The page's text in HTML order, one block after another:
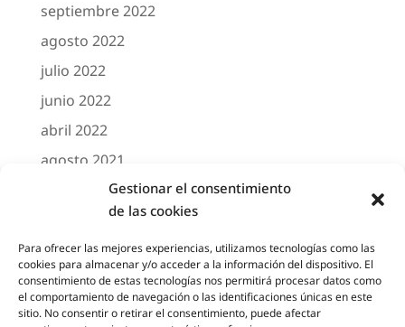
Gestionar el consentimiento
de las cookies
Para ofrecer las mejores experiencias, utilizamos tecnologías como las
cookies para almacenar y/o acceder a la información del dispositivo. El
consentimiento de estas tecnologías nos permitirá procesar datos como
el comportamiento de navegación o las identificaciones únicas en este
sitio. No consentir o retirar el consentimiento, puede afectar
septiembre 2022
agosto 2022
julio 2022
junio 2022
abril 2022
agosto 2021
marzo 2021
febrero 2021
octubre 2020
agosto 2020
junio 2020